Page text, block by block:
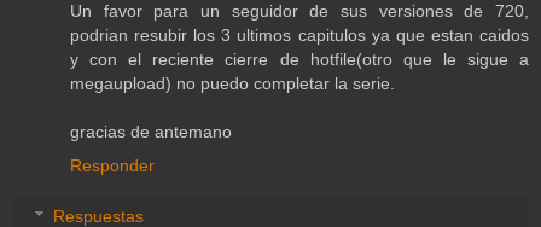
Un favor para un seguidor de sus versiones de 720,
podrian resubir los 3 ultimos capitulos ya que estan caidos
y con el reciente cierre de hotfile(otro que le sigue a
megaupload) no puedo completar la serie.
gracias de antemano
Responder
Respuestas